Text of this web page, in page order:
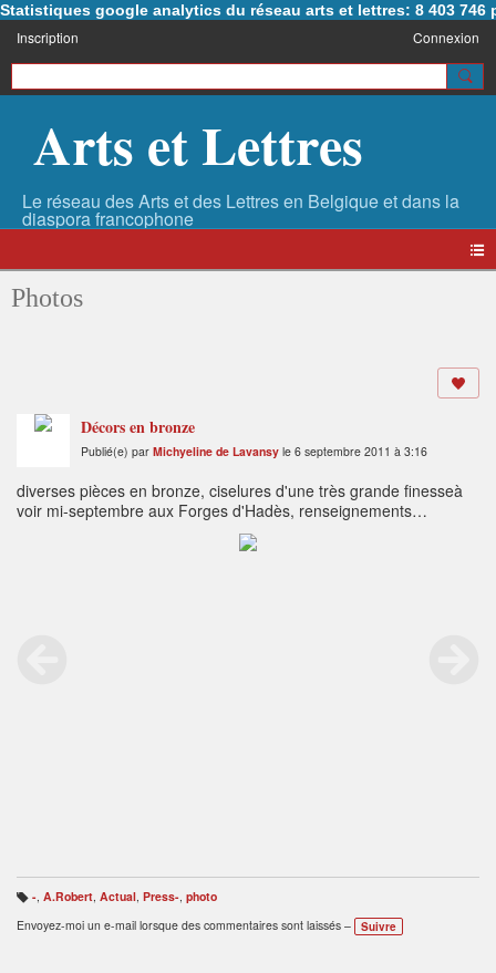
Statistiques google analytics du réseau arts et lettres: 8 403 746
Inscription Connexion
Arts et Lettres
Photos
Décors en bronze
Publié(e) par Michyeline de Lavansy le 6 septembre 2011 à 3:16
diverses pièces en bronze, ciselures d'une très grande finesseà
voir mi-septembre aux Forges d'Hadès, renseignements
B
ali
s
-, A.Robert, Actual, Press-, photo
Envoyez-moi un e-mail lorsque des commentaires sont laissés –
Suivre